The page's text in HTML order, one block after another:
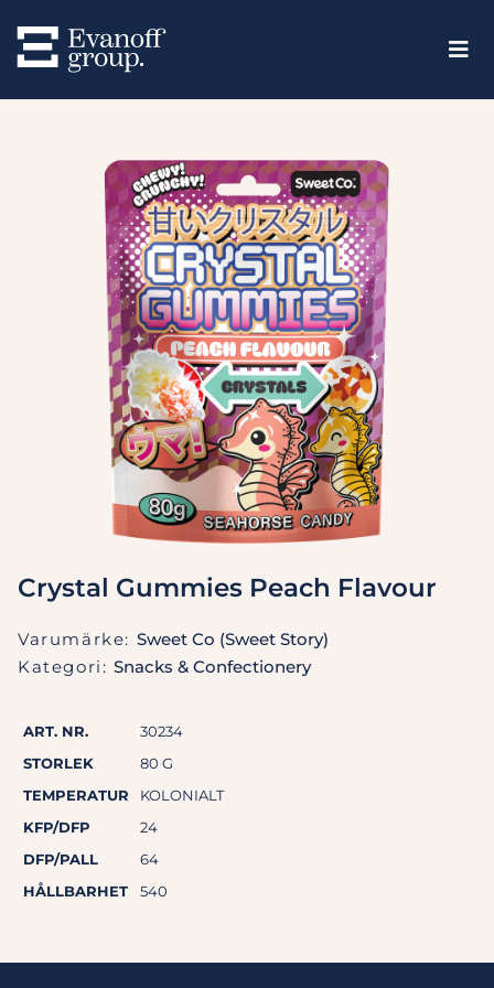
Crystal Gummies Peach Flavour
Varumärke: Sweet Co (Sweet Story)
Kategori: Snacks & Confectionery
ART. NR.
30234
STORLEK
80 G
TEMPERATUR
KOLONIALT
KFP/DFP
24
DFP/PALL
64
HÅLLBARHET
540